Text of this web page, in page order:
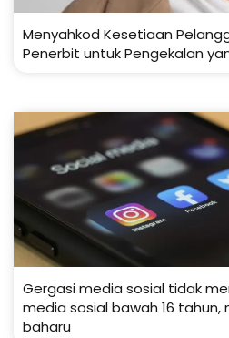
Menyahkod Kesetiaan
Penerbit untuk Pengekalan
Gergasi media sosial tidak
media sosial bawah 16 tahun,
baharu